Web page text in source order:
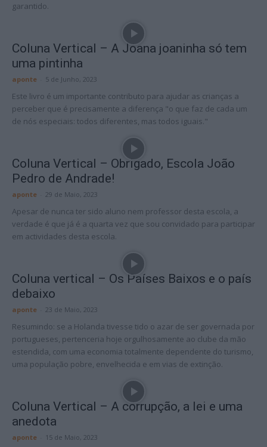
garantido.
Coluna Vertical – A Joana joaninha só tem
uma pintinha
aponte 5 de Junho, 2023
Este livro é um importante contributo para ajudar as crianças a
perceber que é precisamente a diferença "o que faz de cada um
de nós especiais: todos diferentes, mas todos iguais."
Coluna Vertical – Obrigado, Escola João
Pedro de Andrade!
aponte 29 de Maio, 2023
Apesar de nunca ter sido aluno nem professor desta escola, a
verdade é que já é a quarta vez que sou convidado para participar
em actividades desta escola.
Coluna vertical – Os Países Baixos e o país
debaixo
aponte 23 de Maio, 2023
Resumindo: se a Holanda tivesse tido o azar de ser governada por
portugueses, pertenceria hoje orgulhosamente ao clube da mão
estendida, com uma economia totalmente dependente do turismo,
uma população pobre, envelhecida e em vias de extinção.
Coluna Vertical – A corrupção, a lei e uma
anedota
aponte 15 de Maio, 2023